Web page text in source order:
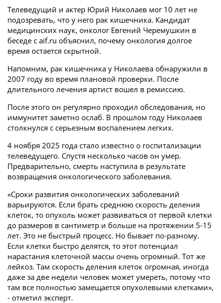
Телеведущий и актер Юрий Николаев мог 10 лет не
подозревать, что у него рак кишечника. Кандидат
медицинских наук, онколог Евгений Черемушкин в
беседе с aif.ru объяснил, почему онкология долгое
время остается скрытной.
Напомним, рак кишечника у Николаева обнаружили в
2007 году во время плановой проверки. После
длительного лечения артист вошел в ремиссию.
После этого он регулярно проходил обследования, но
иммунитет заметно ослаб. В прошлом году Николаев
столкнулся с серьезным воспалением легких.
4 ноября 2025 года стало известно о госпитализации
телеведущего. Спустя несколько часов он умер.
Предварительно, смерть наступила в результате
возвращения онкологического заболевания.
«Сроки развития онкологических заболеваний
варьируются. Если брать среднюю скорость деления
клеток, то опухоль может развиваться от первой клетки
до размеров в сантиметр и больше на протяжении 5-15
лет. Это не быстрый процесс. Но бывает по-разному.
Если клетки быстро делятся, то этот потенциал
нарастания клеточной массы очень огромный. Тот же
лейкоз. Там скорость деления клеток огромная, иногда
даже за две недели человек может умереть, потому что
там все полностью замещается опухолевыми клетками»,
- отметил эксперт.